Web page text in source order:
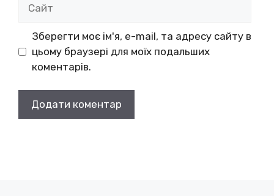
Зберегти моє ім'я, e-mail, та адресу сайту в
цьому браузері для моїх подальших
коментарів.